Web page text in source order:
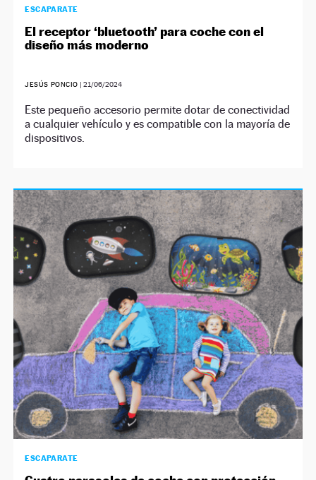
ESCAPARATE
El receptor ‘bluetooth’ para coche con el
diseño más moderno
JESÚS PONCIO |21/06/2024
Este pequeño accesorio permite dotar de conectividad
a cualquier vehículo y es compatible con la mayoría de
dispositivos.
ESCAPARATE